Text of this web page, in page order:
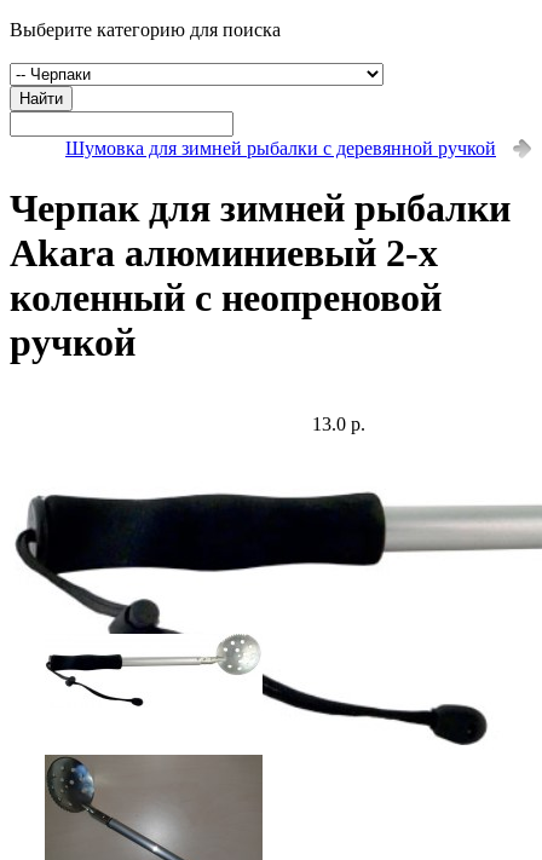
Выберите категорию для поиска
Найти
Шумовка для зимней рыбалки с деревянной ручкой
Черпак для зимней рыбалки
Akara алюминиевый 2-х
коленный с неопреновой
ручкой
13.0 р.